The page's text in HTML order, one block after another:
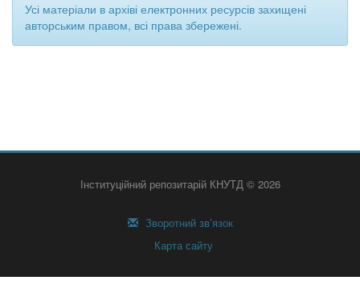
Усі матеріали в архіві електронних ресурсів захищені
авторським правом, всі права збережені.
Інституційний репозитарій КНУТД © 2026
Зворотний зв’язок
Карта сайту